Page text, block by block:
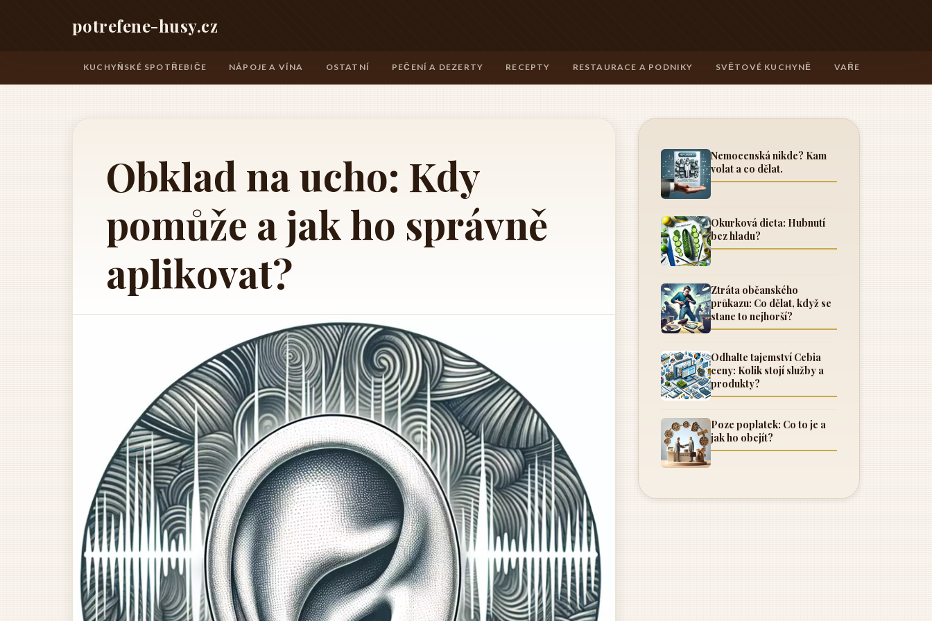
potrefene-husy.cz
KUCHYŇSKÉ SPOTŘEBIČE NÁPOJE A VÍNA OSTATNÍ PEČENÍ A DEZERTY RECEPTY RESTAURACE A PODNIKY SVĚTOVÉ KUCHYNĚ VAŘENÍ A
Obklad na ucho: Kdy
pomůže a jak ho správně
aplikovat?
Nemocenská nikde? Kam
volat a co dělat.
Okurková dieta: Hubnutí
bez hladu?
Ztráta občanského
průkazu: Co dělat, když se
stane to nejhorší?
Odhalte tajemství Cebia
ceny: Kolik stojí služby a
produkty?
Poze poplatek: Co to je a
jak ho obejít?